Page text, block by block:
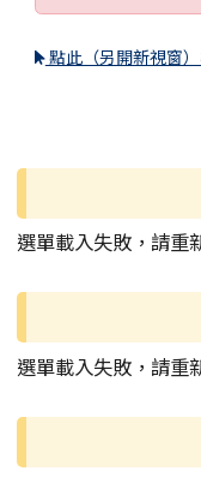
點此（另開新視窗
左邊區域內容
選單載入失敗，請重
選單載入失敗，請重